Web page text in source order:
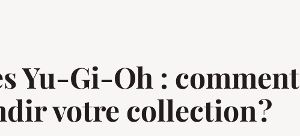
Yu-Gi-Oh : comment
votre collection ?